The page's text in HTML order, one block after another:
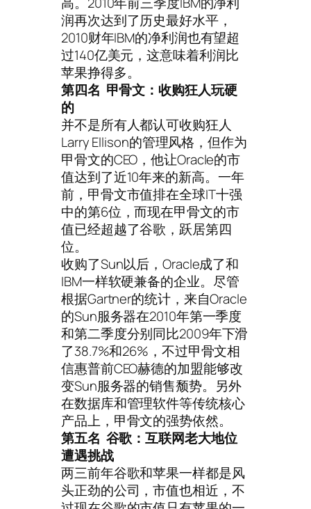
润再次达到了历史最好水平，
2010财年IBM的净利润也有望超
过140亿美元，这意味着利润比
苹果挣得多。
第四名 甲骨文：收购狂人玩硬
的
并不是所有人都认可收购狂人
Larry Ellison的管理风格，但作为
甲骨文的CEO，他让Oracle的市
值达到了近10年来的新高。一年
前，甲骨文市值排在全球IT十强
中的第6位，而现在甲骨文的市
值已经超越了谷歌，跃居第四
位。
收购了Sun以后，Oracle成了和
IBM一样软硬兼备的企业。尽管
根据Gartner的统计，来自Oracle
的Sun服务器在2010年第一季度
和第二季度分别同比2009年下滑
了38.7%和26%，不过甲骨文相
信惠普前CEO赫德的加盟能够改
变Sun服务器的销售颓势。另外
在数据库和管理软件等传统核心
产品上，甲骨文的强势依然。
第五名 谷歌：互联网老大地位
遭遇挑战
两三前年谷歌和苹果一样都是风
头正劲的公司，市值也相近，不